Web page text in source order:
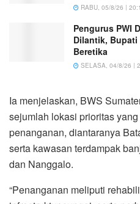
RABU, 05/8/26 |
Pengurus PWI
Dilantik,
Beretika
SELASA, 04/8/26 |
Ia menjelaskan, BWS
sejumlah lokasi prioritas
penanganan, diantaranya
serta kawasan terdampak
dan Nanggalo.
“Penanganan meliputi